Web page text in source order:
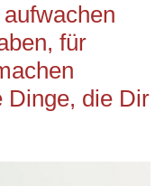
für
Dinge, die Dir